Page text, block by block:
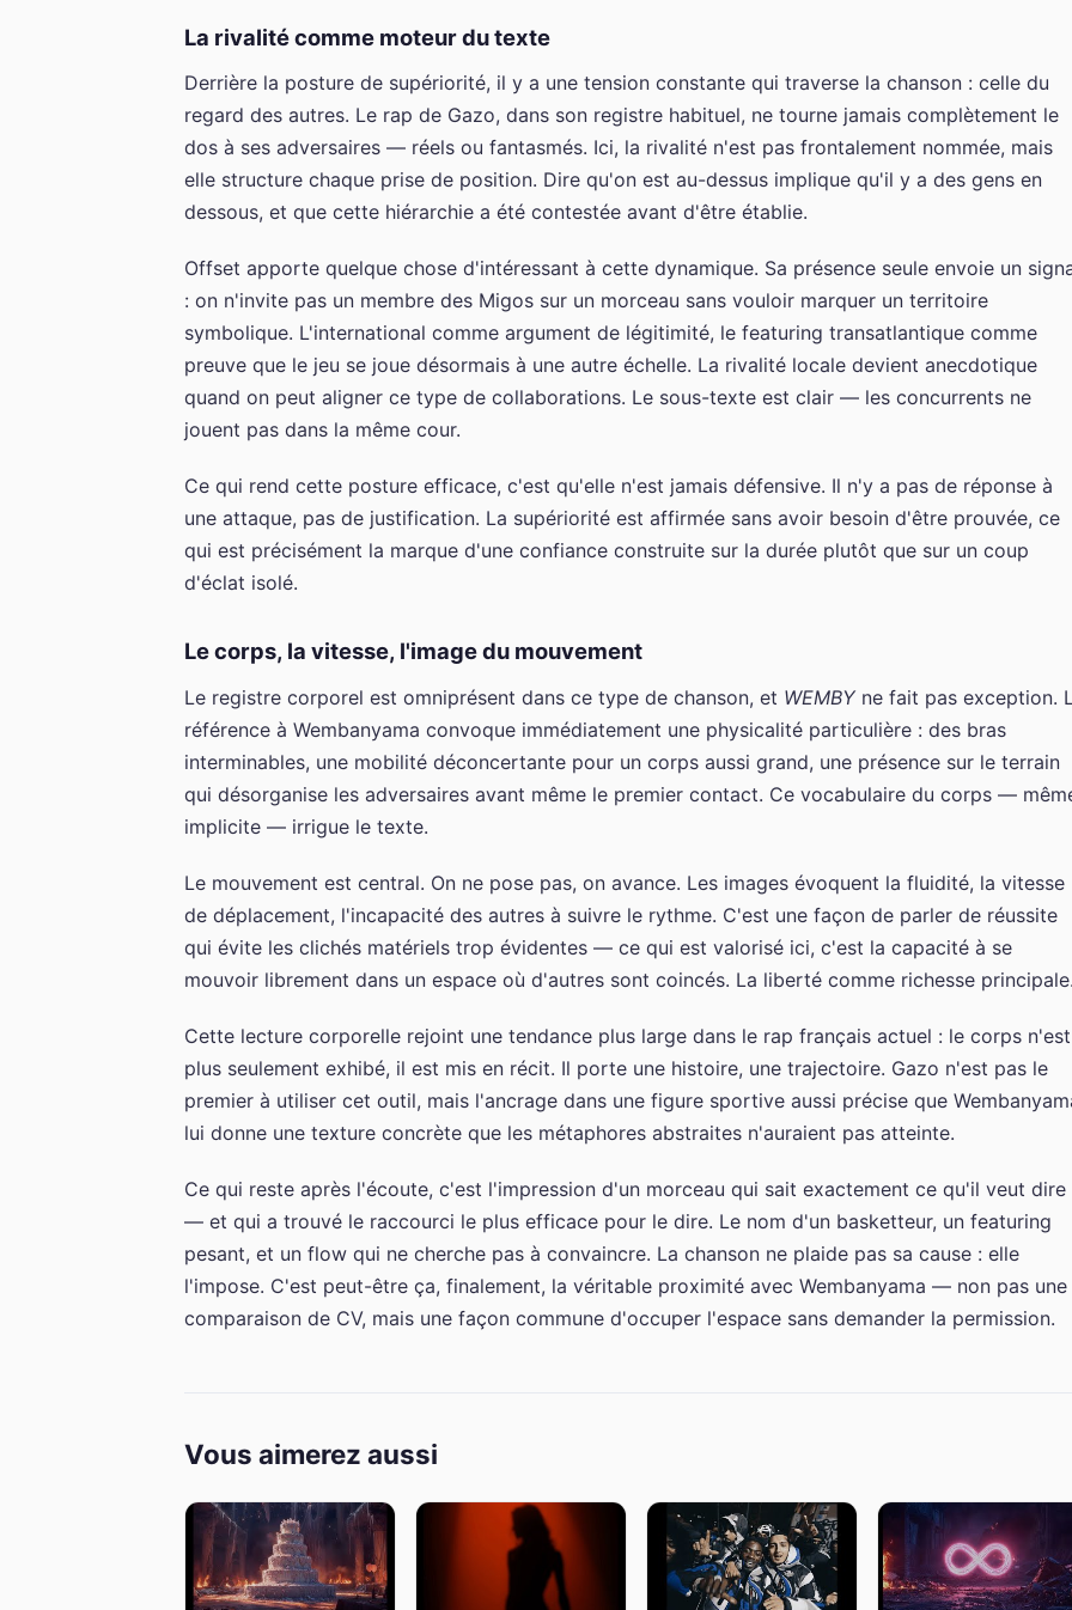
La rivalité comme moteur du texte
Derrière la posture de supériorité, il y a une tension constante qui traverse la chanson : celle du
regard des autres. Le rap de Gazo, dans son registre habituel, ne tourne jamais complètement le
dos à ses adversaires — réels ou fantasmés. Ici, la rivalité n'est pas frontalement nommée, mais
elle structure chaque prise de position. Dire qu'on est au-dessus implique qu'il y a des gens en
dessous, et que cette hiérarchie a été contestée avant d'être établie.
Offset apporte quelque chose d'intéressant à cette dynamique. Sa présence seule envoie un
: on n'invite pas un membre des Migos sur un morceau sans vouloir marquer un territoire
symbolique. L'international comme argument de légitimité, le featuring transatlantique comme
preuve que le jeu se joue désormais à une autre échelle. La rivalité locale devient anecdotique
quand on peut aligner ce type de collaborations. Le sous-texte est clair — les concurrents ne
jouent pas dans la même cour.
Ce qui rend cette posture efficace, c'est qu'elle n'est jamais défensive. Il n'y a pas de réponse à
une attaque, pas de justification. La supériorité est affirmée sans avoir besoin d'être prouvée, ce
qui est précisément la marque d'une confiance construite sur la durée plutôt que sur un coup
d'éclat isolé.
Le corps, la vitesse, l'image du mouvement
Le registre corporel est omniprésent dans ce type de chanson, et WEMBY ne fait pas exception.
référence à Wembanyama convoque immédiatement une physicalité particulière : des bras
interminables, une mobilité déconcertante pour un corps aussi grand, une présence sur le terrain
qui désorganise les adversaires avant même le premier contact. Ce vocabulaire du corps —
implicite — irrigue le texte.
Le mouvement est central. On ne pose pas, on avance. Les images évoquent la fluidité, la vitesse
de déplacement, l'incapacité des autres à suivre le rythme. C'est une façon de parler de réussite
qui évite les clichés matériels trop évidentes — ce qui est valorisé ici, c'est la capacité à se
mouvoir librement dans un espace où d'autres sont coincés. La liberté comme richesse
Cette lecture corporelle rejoint une tendance plus large dans le rap français actuel : le corps n'est
plus seulement exhibé, il est mis en récit. Il porte une histoire, une trajectoire. Gazo n'est pas le
premier à utiliser cet outil, mais l'ancrage dans une figure sportive aussi précise que
lui donne une texture concrète que les métaphores abstraites n'auraient pas atteinte.
Ce qui reste après l'écoute, c'est l'impression d'un morceau qui sait exactement ce qu'il veut dire
— et qui a trouvé le raccourci le plus efficace pour le dire. Le nom d'un basketteur, un featuring
pesant, et un flow qui ne cherche pas à convaincre. La chanson ne plaide pas sa cause : elle
l'impose. C'est peut-être ça, finalement, la véritable proximité avec Wembanyama — non pas une
comparaison de CV, mais une façon commune d'occuper l'espace sans demander la permission.
Vous aimerez aussi